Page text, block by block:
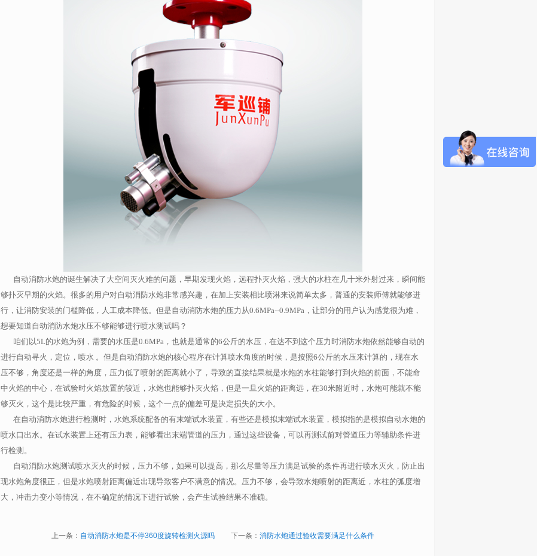
自动消防水炮的诞生解决了大空间灭火难的问题，早期发现火焰，远程扑灭火焰，强大的水柱在几十米外射过来，瞬间能
够扑灭早期的火焰。很多的用户对自动消防水炮非常感兴趣，在加上安装相比喷淋来说简单太多，普通的安装师傅就能够进
行，让消防安装的门槛降低，人工成本降低。但是自动消防水炮的压力从0.6MPa--0.9MPa，让部分的用户认为感觉很为难，
想要知道自动消防水炮水压不够能够进行喷水测试吗？
咱们以5L的水炮为例，需要的水压是0.6MPa，也就是通常的6公斤的水压，在达不到这个压力时消防水炮依然能够自动的
进行自动寻火，定位，喷水 。但是自动消防水炮的核心程序在计算喷水角度的时候，是按照6公斤的水压来计算的，现在水
压不够，角度还是一样的角度，压力低了喷射的距离就小了，导致的直接结果就是水炮的水柱能够打到火焰的前面，不能命
中火焰的中心，在试验时火焰放置的较近，水炮也能够扑灭火焰，但是一旦火焰的距离远，在30米附近时，水炮可能就不能
够灭火，这个是比较严重，有危险的时候，这个一点的偏差可是决定损失的大小。
在自动消防水炮进行检测时，水炮系统配备的有末端试水装置，有些还是模拟末端试水装置，模拟指的是模拟自动水炮的
喷水口出水。在试水装置上还有压力表，能够看出末端管道的压力，通过这些设备，可以再测试前对管道压力等辅助条件进
行检测。
自动消防水炮测试喷水灭火的时候，压力不够，如果可以提高，那么尽量等压力满足试验的条件再进行喷水灭火，防止出
现水炮角度很正，但是水炮喷射距离偏近出现导致客户不满意的情况。压力不够，会导致水炮喷射的距离近，水柱的弧度增
大，冲击力变小等情况，在不确定的情况下进行试验，会产生试验结果不准确。
上一条： 自动消防水炮是不停360度旋转检测火源吗 下一条： 消防水炮通过验收需要满足什么条件